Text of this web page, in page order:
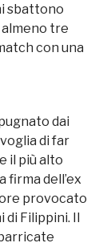
sbattono
tre
con una
dai
di far
il più alto
firma dell’ex
provocato
di Filippini. Il